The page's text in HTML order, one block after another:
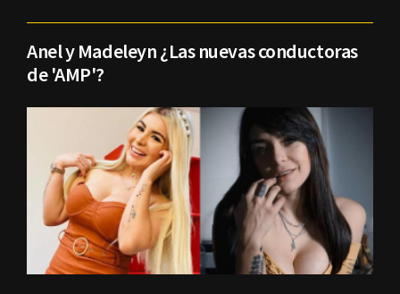
Anel y Madeleyn ¿Las nuevas conductoras
de 'AMP'?